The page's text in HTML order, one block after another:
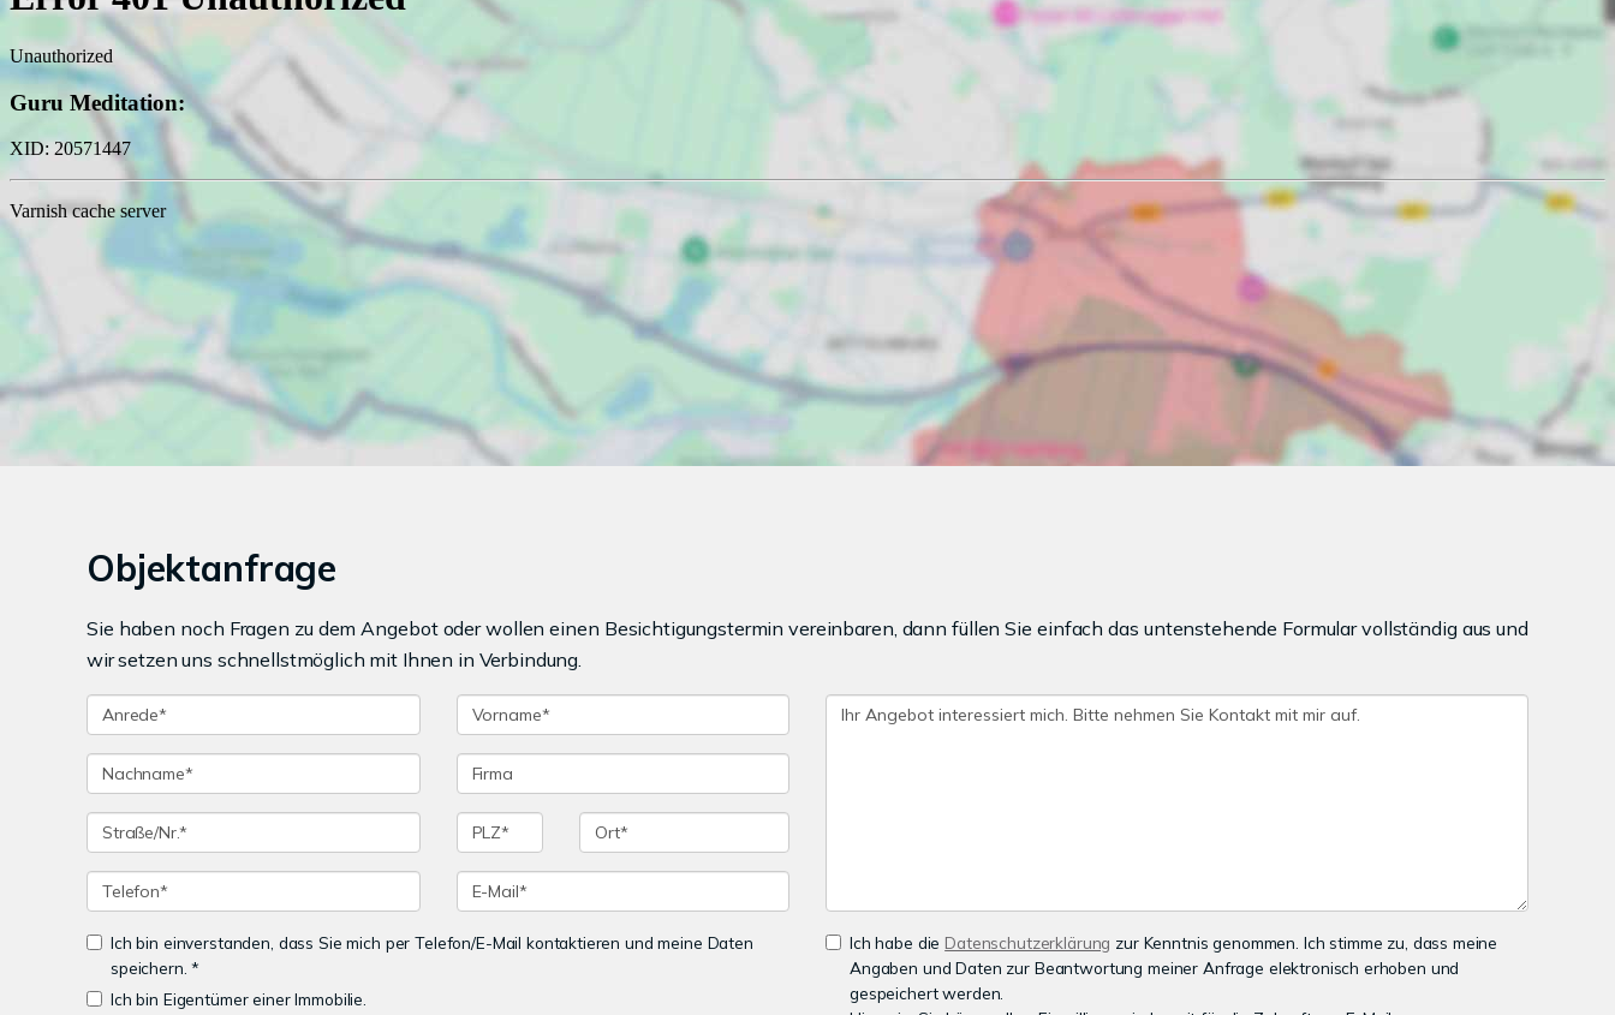
Objektanfrage
Sie haben noch Fragen zu dem Angebot oder wollen einen Besichtigungstermin vereinbaren, dann füllen Sie einfach das untenstehende Formular vollständig aus und
wir setzen uns schnellstmöglich mit Ihnen in Verbindung.
Ich bin einverstanden, dass Sie mich per Telefon/E-Mail kontaktieren und meine Daten
speichern. *
Ich bin Eigentümer einer Immobilie.
Ich habe die Datenschutzerklärung zur Kenntnis genommen. Ich stimme zu, dass meine
Angaben und Daten zur Beantwortung meiner Anfrage elektronisch erhoben und
gespeichert werden.